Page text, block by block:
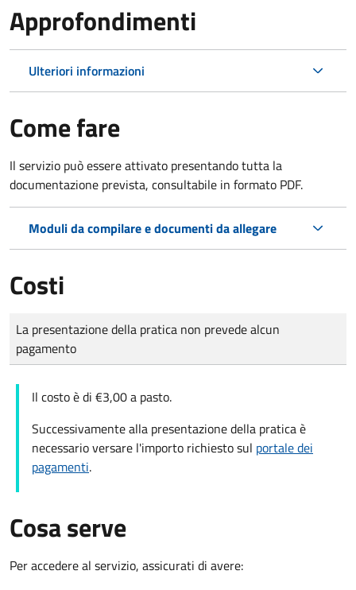
Approfondimenti
Ulteriori informazioni
Come fare
Il servizio può essere attivato presentando tutta la
documentazione prevista, consultabile in formato PDF.
Moduli da compilare e documenti da allegare
Costi
Tipo di pagamento
Importo
La presentazione della pratica non prevede alcun
pagamento
Il costo è di €3,00 a pasto.
Successivamente alla presentazione della pratica è
necessario versare l'importo richiesto sul portale dei
pagamenti.
Cosa serve
Per accedere al servizio, assicurati di avere: